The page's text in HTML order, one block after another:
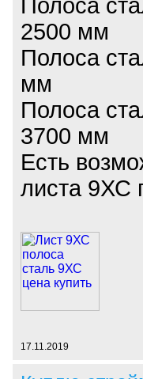
Полоса
2500 мм
Полоса
мм
Полоса
3700 мм
Есть
листа 9ХС
17.11.2019